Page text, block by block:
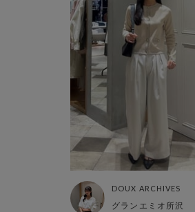
DOUX ARCHIVES
グランエミオ所沢